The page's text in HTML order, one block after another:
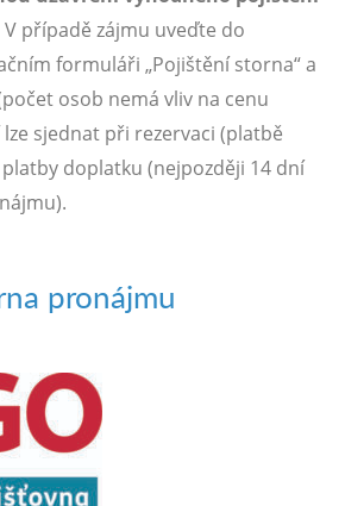
V případě zájmu uveďte do
formuláři „Pojištění storna“ a
osob nemá vliv na cenu
sjednat při rezervaci (platbě
doplatku (nejpozději 14 dní
pronájmu